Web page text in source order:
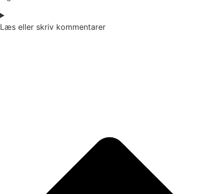
Læs eller skriv kommentarer